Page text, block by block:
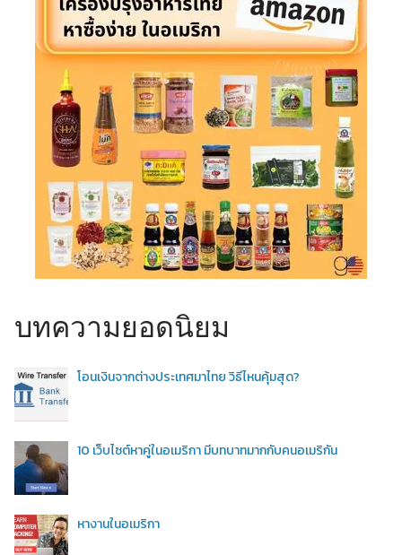
บทความยอดนิยม
โอนเงินจากต่างประเทศมาไทย วิธีไหนคุ้มสุด?
10 เว็บไซต์หาคู่ในอเมริกา มีบทบาทมากกับคนอเมริกัน
หางานในอเมริกา